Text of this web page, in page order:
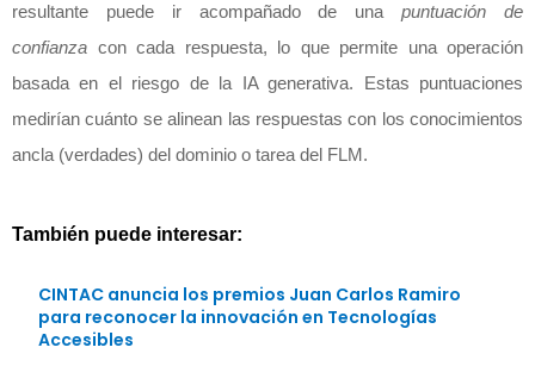
resultante puede ir acompañado de unapuntuación de
confianza con cada respuesta, lo que permite una operación
basada en el riesgo de la IA generativa. Estas puntuaciones
medirían cuánto se alinean las respuestas con los conocimientos
ancla (verdades) del dominio o tarea del FLM.
También puede interesar:
CINTAC anuncia los premios Juan Carlos Ramiro
para reconocer la innovación en Tecnologías
Accesibles